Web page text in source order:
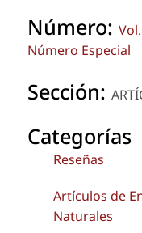
Número:
Número Especial
Sección:
Categorías
Reseñas
Artículos de
Naturales